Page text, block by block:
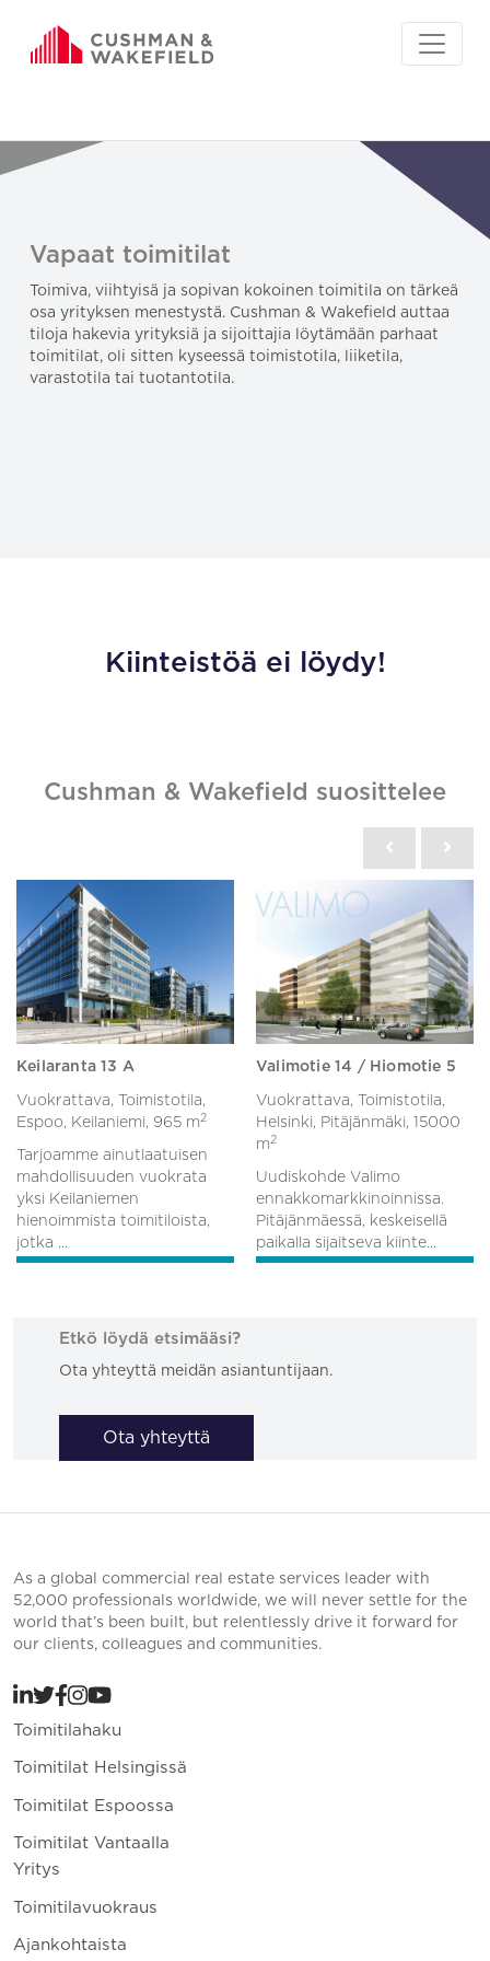
Vapaat toimitilat
Toimiva, viihtyisä ja sopivan kokoinen toimitila on tärkeä
osa yrityksen menestystä. Cushman & Wakefield auttaa
tiloja hakevia yrityksiä ja sijoittajia löytämään parhaat
toimitilat, oli sitten kyseessä toimistotila, liiketila,
varastotila tai tuotantotila.
Kiinteistöä ei löydy!
Cushman & Wakefield suosittelee
Keilaranta 13 A
Vuokrattava, Toimistotila,
Espoo, Keilaniemi, 965 m 2
Tarjoamme ainutlaatuisen
mahdollisuuden vuokrata
yksi Keilaniemen
hienoimmista toimitiloista,
jotka ...
Valimotie 14 / Hiomotie 5
Vuokrattava, Toimistotila,
Helsinki, Pitäjänmäki, 15000
m 2
Uudiskohde Valimo
ennakkomarkkinoinnissa.
Pitäjänmäessä, keskeisellä
paikalla sijaitseva kiinte...
Etkö löydä etsimääsi?
Ota yhteyttä meidän asiantuntijaan.
Ota yhteyttä
As a global commercial real estate services leader with
52,000 professionals worldwide, we will never settle for the
world that’s been built, but relentlessly drive it forward for
our clients, colleagues and communities.
Toimitilahaku
Toimitilat Helsingissä
Toimitilat Espoossa
Toimitilat Vantaalla
Yritys
Toimitilavuokraus
Ajankohtaista